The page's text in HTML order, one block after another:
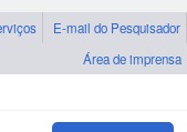
E-mail do Pesquisador
Área de imprensa